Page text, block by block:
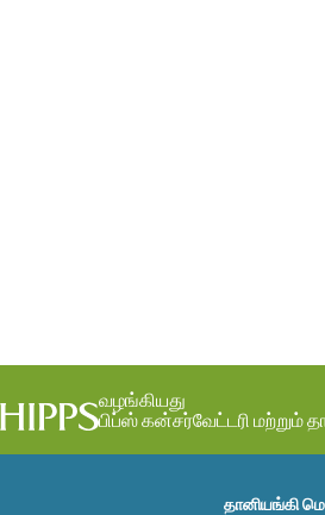
வழங்கியது
பிப்ஸ் கன்சர்வேட்டரி மற்றும்
தானியங்கி